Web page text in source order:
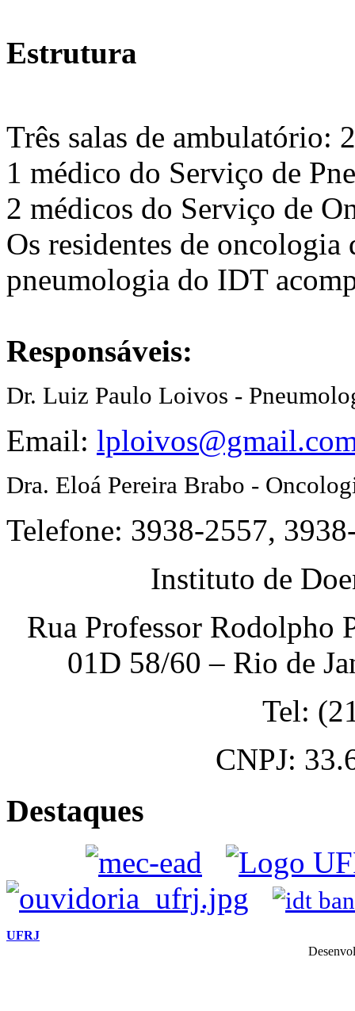
Estrutura
Três salas de ambulatório:
1 médico do Serviço de
2 médicos do Serviço de
Os residentes de
pneumologia do IDT
Responsáveis:
Dr. Luiz Paulo Loivos -
Email:
Dra. Eloá Pereira Brabo -
Telefone: 3938-2557,
Instituto de
Rua Professor Rodolpho
01D 58/60 – Rio de
Tel:
CNPJ:
Destaques
UFRJ